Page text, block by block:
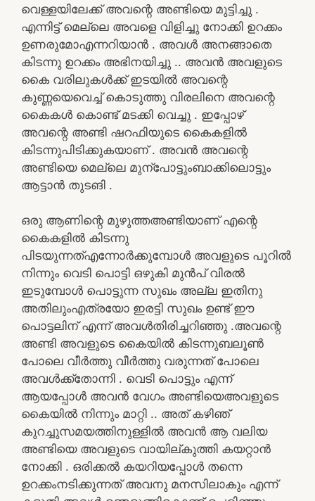
വെള്ളയിലേക്ക് അവന്റെ അണ്ടിയെ മുട്ടിച്ചു .
എന്നിട്ട് മെല്ലെ അവളെ വിളിച്ചു നോക്കി ഉറക്കം
ഉണരുമോഎന്നറിയാൻ . അവൾ അനങ്ങാതെ
കിടന്നു ഉറക്കം അഭിനയിച്ചു .. അവൻ അവളുടെ
കൈ വരിലുകൾക്ക് ഇടയിൽ അവന്റെ
കുണ്ണയെവെച്ച് കൊടുത്തു വിരലിനെ അവന്റെ
കൈകൾ കൊണ്ട് മടക്കി വെച്ചു . ഇപ്പോഴ്
അവന്റെ അണ്ടി ഷറഫിയുടെ കൈകളിൽ
കിടന്നുപിടിക്കുകയാണ് . അവൻ അവന്റെ
അണ്ടിയെ മെല്ലെ മുന്പോട്ടുംബാക്കിലൊട്ടും
ആട്ടാൻ തുടങി .
ഒരു ആണിന്റെ മുഴുത്തഅണ്ടിയാണ് എന്റെ
കൈകളിൽ കിടന്നു
പിടയുന്നത്എന്നോർക്കുമ്പോൾ അവളുടെ പൂറിൽ
നിന്നും വെടി പൊട്ടി ഒഴുകി മുൻപ് വിരൽ
ഇടുമ്പോൾ പൊട്ടുന്ന സുഖം അല്ല ഇതിനു
അതിലുംഎത്രയോ ഇരട്ടി സുഖം ഉണ്ട് ഈ
പൊട്ടലിന് എന്ന് അവൾതിരിച്ചറിഞ്ഞു .അവന്റെ
അണ്ടി അവളുടെ കൈയിൽ കിടന്നുബലൂൺ
പോലെ വീർത്തു വീർത്തു വരുന്നത് പോലെ
അവൾക്ക്തോന്നി . വെടി പൊട്ടും എന്ന്
ആയപ്പോൾ അവൻ വേഗം അണ്ടിയെഅവളുടെ
കൈയിൽ നിന്നും മാറ്റി .. അത് കഴിഞ്
കുറച്ചുസമയത്തിനുള്ളിൽ അവൻ ആ വലിയ
അണ്ടിയെ അവളുടെ വായില്കുത്തി കയറ്റാൻ
നോക്കി . ഒരിക്കൽ കയറിയപ്പോൾ തന്നെ
ഉറക്കംനടിക്കുന്നത് അവനു മനസിലാകും എന്ന്